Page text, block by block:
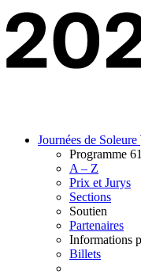
Journées de Soleure
Programme
A – Z
Prix et Jurys
Sections
Soutien
Partenaires
Informations
Billets